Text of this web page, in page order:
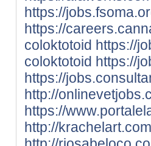
https://
https://
coloktotoid https://
coloktotoid https://
https://
http://
https://
http://